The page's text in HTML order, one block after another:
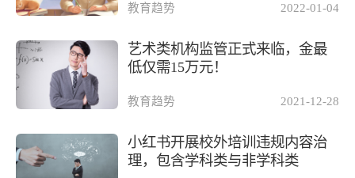
教育趋势 2022-01-04
艺术类机构监管正式来临，金最
低仅需15万元！
教育趋势 2021-12-28
小红书开展校外培训违规内容治
理，包含学科类与非学科类